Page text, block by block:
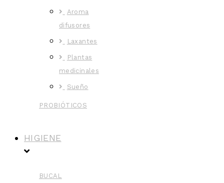
Aroma
difusores
Laxantes
Plantas
medicinales
Sueño
PROBIÓTICOS
HIGIENE
BUCAL